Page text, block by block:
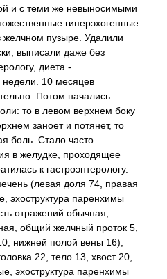
и с теми же невыносимыми
гиперэхогенные
пузыре. Удалили
выписали даже без
диета -
10 месяцев
Потом начались
то в левом верхнем боку
заноет и потянет, то
боль. Стало часто
в желудке, проходящее
к гастроэнтерологу.
(левая доля 74, правая
эхоструктура паренхимы
отражений обычная,
общий желчный проток 5,
нижней полой вены 16),
22, тело 13, хвост 20,
эхоструктура паренхимы